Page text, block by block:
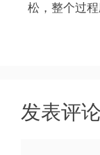
松，整个过程
发表评论